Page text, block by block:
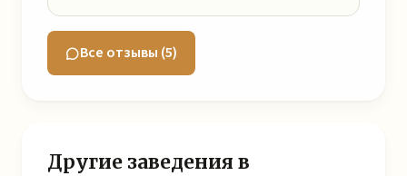
Все отзывы (5)
Другие заведения в